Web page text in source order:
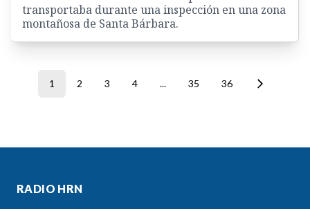
transportaba durante una inspección en una zona
montañosa de Santa Bárbara.
1 2 3 4 ... 35 36
RADIO HRN